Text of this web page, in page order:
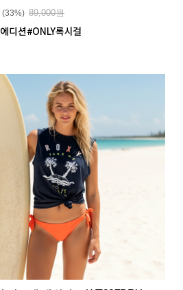
(33%) 89,000원